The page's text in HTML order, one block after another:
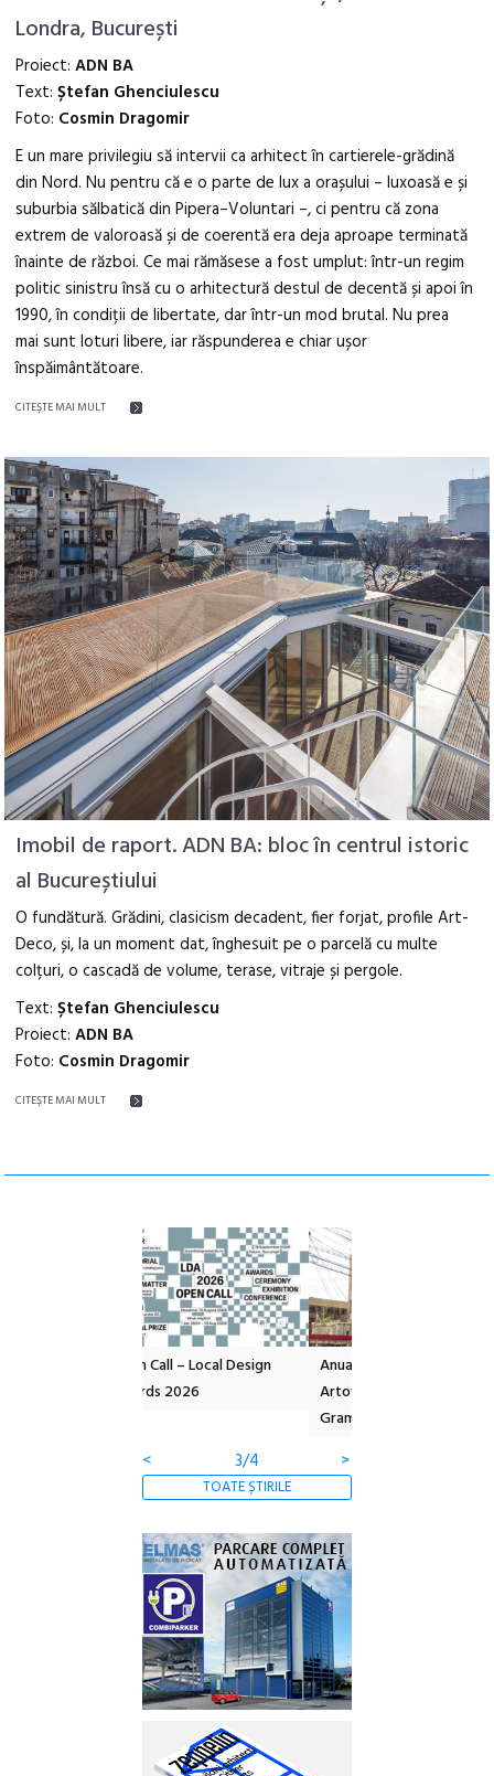
Londra, București
Proiect:ADN BA
Text:Ștefan Ghenciulescu
Foto: Cosmin Dragomir
E un mare privilegiu să intervii ca arhitect în cartierele-grădină
din Nord. Nu pentru că e o parte de lux a orașului – luxoasă e și
suburbia sălbatică din Pipera–Voluntari –, ci pentru că zona
extrem de valoroasă și de coerentă era deja aproape terminată
înainte de război. Ce mai rămăsese a fost umplut: într-un regim
politic sinistru însă cu o arhitectură destul de decentă și apoi în
1990, în condiții de libertate, dar într-un mod brutal. Nu prea
mai sunt loturi libere, iar răspunderea e chiar ușor
înspăimântătoare.
CITEŞTE MAI MULT
Imobil de raport. ADN BA: bloc în centrul istoric
al Bucureștiului
O fundătură. Grădini, clasicism decadent, fier forjat, profile Art-
Deco, și, la un moment dat, înghesuit pe o parcelă cu multe
colțuri, o cascadă de volume, terase, vitraje și pergole.
Text:Ștefan Ghenciulescu
Proiect:ADN BA
Foto: Cosmin Dragomir
CITEŞTE MAI MULT
Anuala de artă urbană
Artown NOW #5:
<
3/4 >
TOATE ȘTIRILE